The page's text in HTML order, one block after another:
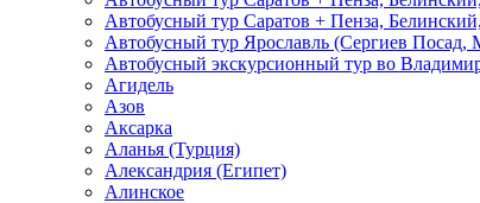
Автобусный тур Саратов + Пенза,
Автобусный тур Ярославль (Сергиев Посад,
Автобусный экскурсионный тур во
Агидель
Азов
Аксарка
Аланья (Турция)
Александрия (Египет)
Алинское